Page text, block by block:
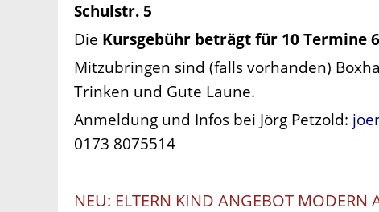
Schulstr. 5
Die Kursgebühr beträgt für 10 Termine
Mitzubringen sind (falls vorhanden)
Trinken und Gute Laune.
Anmeldung und Infos bei Jörg Petzold:
0173 8075514
NEU: ELTERN KIND ANGEBOT MODERN